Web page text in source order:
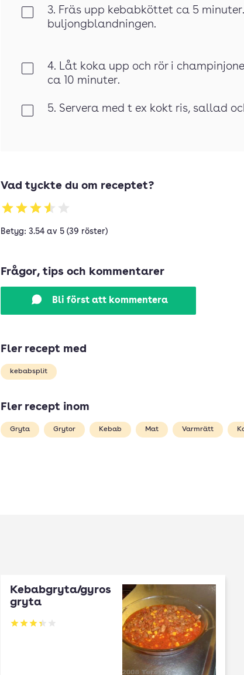
3. Fräs upp kebabköttet ca 5
buljongblandningen.
4. Låt koka upp och rör i
ca 10 minuter.
5. Servera med t ex kokt ris, sallad
Vad tyckte du om receptet?
Betyg: 3.54 av 5 (39 röster)
Frågor, tips och kommentarer
Bli först att kommentera
Fler recept med
kebabsplit
Fler recept inom
Gryta Grytor Kebab Mat Varmrätt
Kebabgryta/gyros
gryta
Betyg: 3.38 av 5